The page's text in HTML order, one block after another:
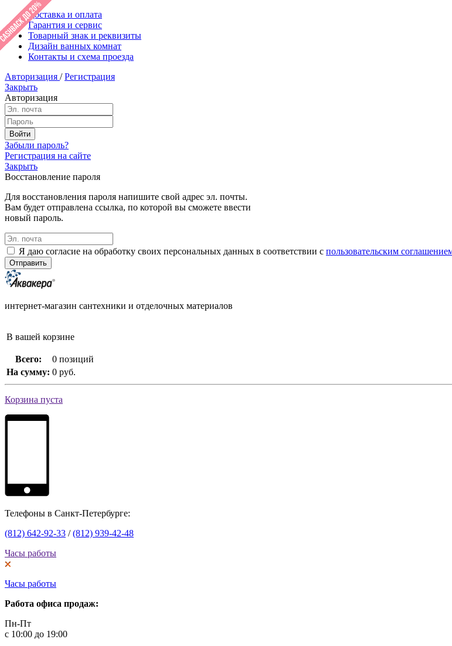
Доставка и оплата
Гарантия и сервис
Товарный знак и реквизиты
Дизайн ванных комнат
Контакты и схема проезда
Авторизация / Регистрация
Закрыть
Авторизация
Забыли пароль?
Регистрация на сайте
Закрыть
Восстановление пароля
Для восстановления пароля напишите свой адрес эл. почты.
Вам будет отправлена ссылка, по которой вы сможете ввести
новый пароль.
Я даю согласие на обработку своих персональных данных в соответствии с пользовательским
интернет-магазин сантехники и отделочных материалов
В вашей корзине
Всего:
0 позиций
На сумму: 0 руб.
Корзина пуста
Телефоны в Санкт-Петербурге:
(812) 642-92-33 /(812) 939-42-48
Часы работы
Часы работы
Работа офиса продаж:
Пн-Пт
с 10:00 до 19:00